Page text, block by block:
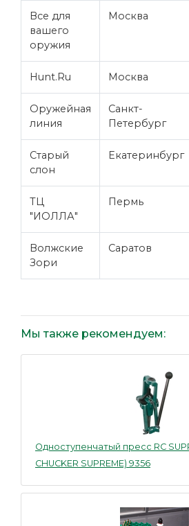
Все для
вашего
оружия
Москва
Hunt.Ru Москва
Оружейная
линия
Санкт-
Петербург
Старый
слон
Екатеринбург
ТЦ
"ИОЛЛА"
Пермь
Волжские
Зори
Саратов
Мы также рекомендуем:
Одноступенчатый пресс RC
CHUCKER SUPREME) 9356